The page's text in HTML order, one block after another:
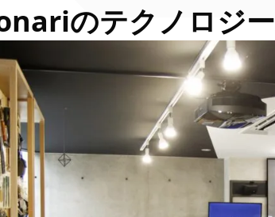
のテクノロジー